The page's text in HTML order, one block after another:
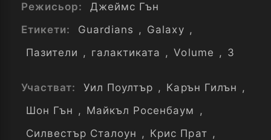
Режисьор:
Джеймс Гън
Етикети:
Guardians , Galaxy ,
Пазители , галактиката , Volume , 3
Участват: Уил Поултър , Карън Гилън ,
Шон Гън , Майкъл Росенбаум ,
Силвестър Сталоун , Крис Прат ,